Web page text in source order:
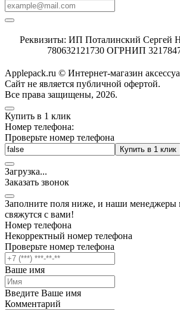
Реквизиты: ИП Поталинский Сергей
780632121730 ОГРНИП
Applepack.ru © Интернет-магазин
Cайт не является публичной офертой.
Все права защищены, 2026.
Купить в 1 клик
Номер телефона:
Проверьте номер телефона
Купить в 1 клик
Загрузка...
Заказать звонок
Заполните поля ниже, и наши менеджеры
свяжутся с вами!
Номер телефона
Некорректный номер телефона
Проверьте номер телефона
Ваше имя
Введите Ваше имя
Комментарий